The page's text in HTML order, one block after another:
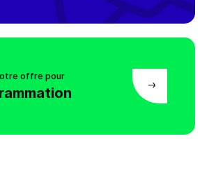
offre pour